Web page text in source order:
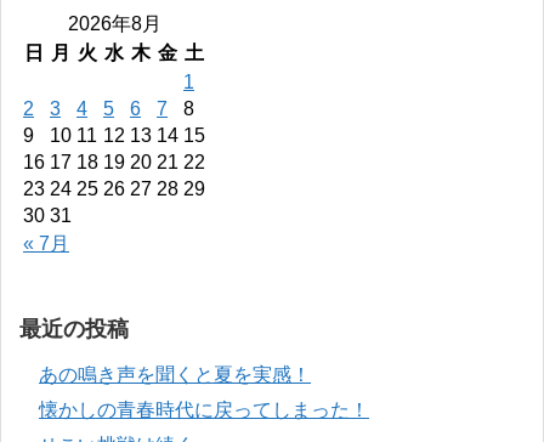
2026年8月
日
月 火 水 木 金 土
« 7月
1
2
3 4 5 6 7
8
9
10 11 12 13 14 15
16 17 18 19 20 21 22
23 24 25 26 27 28 29
30 31
最近の投稿
あの鳴き声を聞くと夏を実感！
懐かしの青春時代に戻ってしまった！